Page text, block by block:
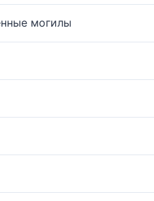
могилы